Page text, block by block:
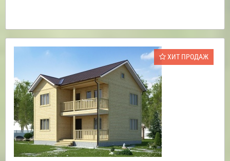
ХИТ ПРОДАЖ